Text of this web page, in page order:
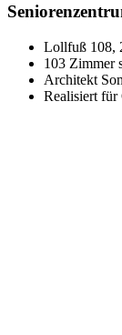
Lollfuß 108,
103 Zimmer
Architekt
Realisiert